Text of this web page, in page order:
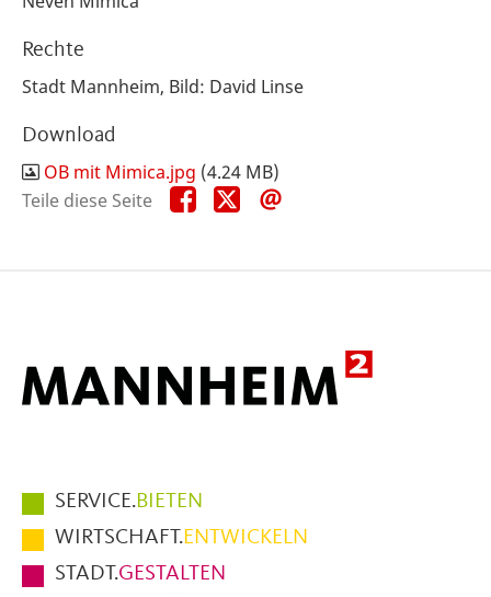
Rechte
Stadt Mannheim, Bild: David Linse
Download
OB mit Mimica.jpg (4.24 MB)
Teile diese Seite
Teile
diese
Teile
diese
Hauptmenüpunkte
im
Fußbereich
der
SERVICE.BIETEN
WIRTSCHAFT.ENTWICKELN
STADT.GESTALTEN